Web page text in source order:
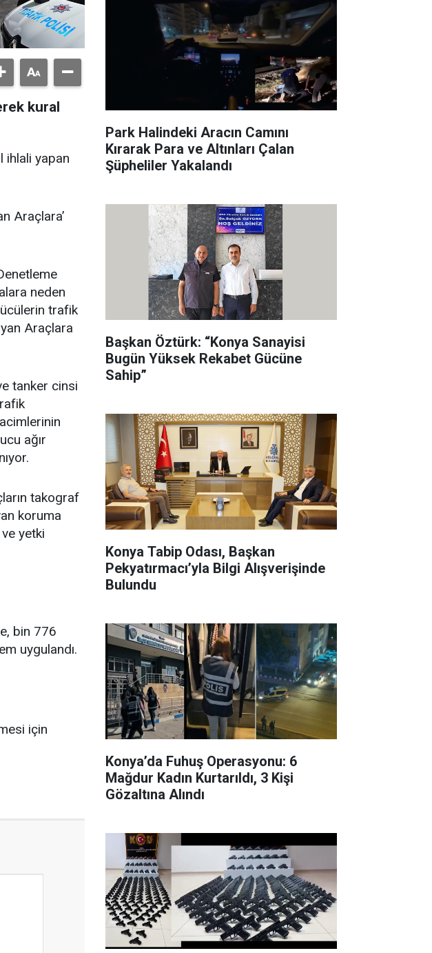
kural
ihlali yapan
Araçlara’
neden
trafik
Araçlara
tanker cinsi
ağır
takograf
koruma
yetki
bin 776
uygulandı.
için
Park Halindeki Aracın Camını
Kırarak Para ve Altınları Çalan
Şüpheliler Yakalandı
Başkan Öztürk: “Konya Sanayisi
Bugün Yüksek Rekabet Gücüne
Sahip”
Konya Tabip Odası, Başkan
Pekyatırmacı’yla Bilgi Alışverişinde
Bulundu
Konya’da Fuhuş Operasyonu: 6
Mağdur Kadın Kurtarıldı, 3 Kişi
Gözaltına Alındı